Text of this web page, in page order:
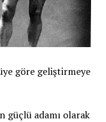
göre geliştirmeye
güçlü adamı olarak